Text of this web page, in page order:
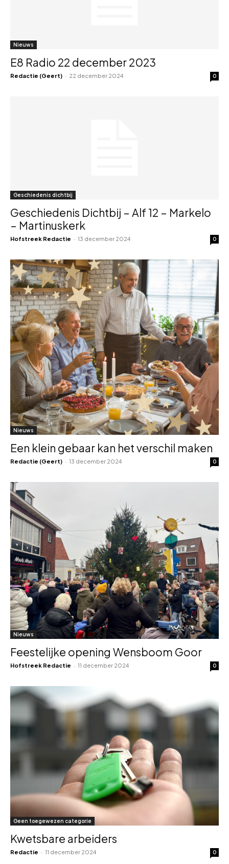
Nieuws
E8 Radio 22 december 2023
Redactie (Geert) - 22 december 2024 0
Geschiedenis dichtbij
Geschiedenis Dichtbij – Alf 12 – Markelo
– Martinuskerk
Hofstreek Redactie - 13 december 2024 0
Nieuws
Een klein gebaar kan het verschil maken
Redactie (Geert) - 13 december 2024 0
Nieuws
Feestelijke opening Wensboom Goor
Hofstreek Redactie - 11 december 2024 0
Geen toegewezen categorie
Kwetsbare arbeiders
Redactie - 11 december 2024 0